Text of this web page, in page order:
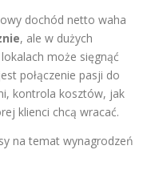
dochód netto waha
, ale w dużych
może sięgnąć
połączenie pasji do
kontrola kosztów, jak
klienci chcą wracać.
na temat wynagrodzeń